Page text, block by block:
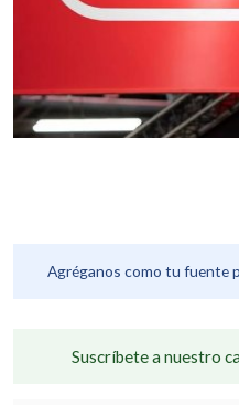
Agréganos como tu fuente
Suscríbete a nuestro